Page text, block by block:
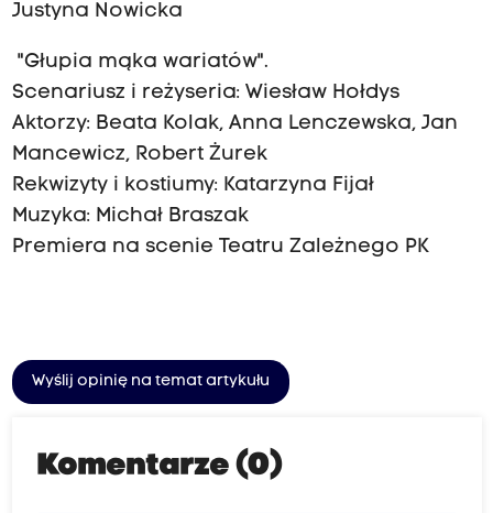
Justyna Nowicka
"Głupia mąka wariatów".
Scenariusz i reżyseria: Wiesław Hołdys
Aktorzy: Beata Kolak, Anna Lenczewska, Jan
Mancewicz, Robert Żurek
Rekwizyty i kostiumy: Katarzyna Fijał
Muzyka: Michał Braszak
Premiera na scenie Teatru Zależnego PK
Wyślij opinię na temat artykułu
Komentarze (0)